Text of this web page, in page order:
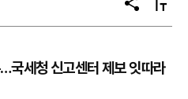
공
유
텍
스
기
국세청 신고센터 제보 잇따라